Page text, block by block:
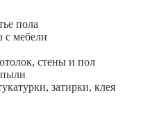
пола
мебели
стены и пол
пыли
затирки, клея